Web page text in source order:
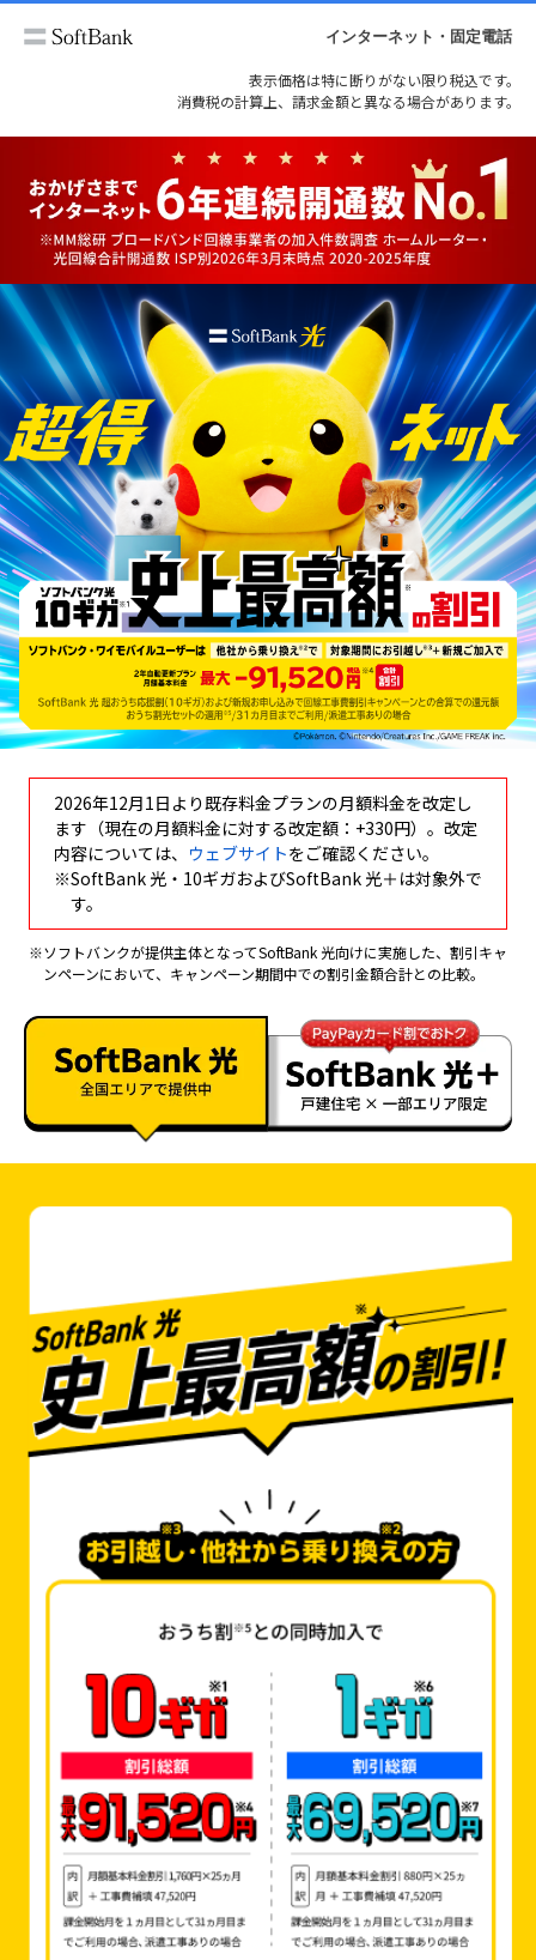
インターネット・固定電話
表示価格は特に断りがない限り税込です。
消費税の計算上、請求金額と異なる場合があります。
2026年12月1日より既存料金プランの月額料金を改定し
ます（現在の月額料金に対する改定額：+330円）。改定
内容については、 ウェブサイトをご確認ください。
※SoftBank 光・10ギガおよびSoftBank 光＋は対象外で
す。
※ソフトバンクが提供主体となってSoftBank 光向けに実施した、割引キャ
ンペーンにおいて、キャンペーン期間中での割引金額合計との比較。